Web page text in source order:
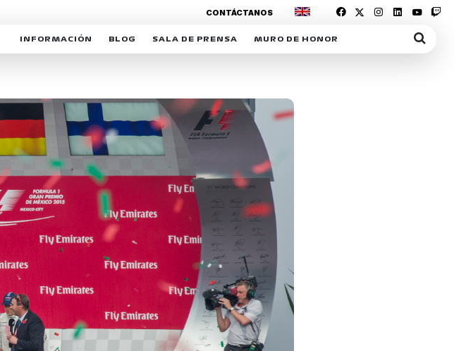
INFORMACIÓN
DERECHO DE PRIMERA OPCIÓN
REFORESTEMOS JUNTOS
MOTORSPORT ACADEMY
VOLUNTARIOS
EXPOSICIÓN FOTOGRÁFICA
CAMPEONATO
PATROCINADORES
LEGALES TICKETMASTER
BLOG
MEXICOGP
INTERACTIVOS
SALA DE PRENSA
ACREDITACIONES
MURO DE HONOR
CONTÁCTANOS